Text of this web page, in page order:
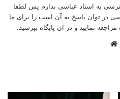
به استاد عباسی ندارم پس لطفا
در توان پاسخ به آن است را برای ما
نمایید و در آن پایگاه بپرسید.